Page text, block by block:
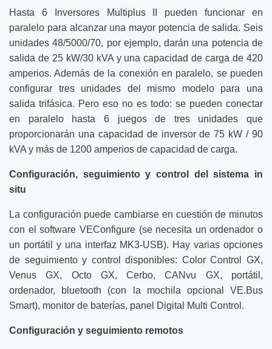
Hasta 6 Inversores Multiplus II pueden funcionar en
paralelo para alcanzar una mayor potencia de salida. Seis
unidades 48/5000/70, por ejemplo, darán una potencia de
salida de 25 kW/30 kVA y una capacidad de carga de 420
amperios. Además de la conexión en paralelo, se pueden
configurar tres unidades del mismo modelo para una
salida trifásica. Pero eso no es todo: se pueden conectar
en paralelo hasta 6 juegos de tres unidades que
proporcionarán una capacidad de inversor de 75 kW / 90
kVA y más de 1200 amperios de capacidad de carga.
Configuración, seguimiento y control del sistema in
situ
La configuración puede cambiarse en cuestión de minutos
con el software VEConfigure (se necesita un ordenador o
un portátil y una interfaz MK3-USB). Hay varias opciones
de seguimiento y control disponibles: Color Control GX,
Venus GX, Octo GX,Cerbo, CANvu GX, portátil,
ordenador, bluetooth (con la mochila opcional VE.Bus
Smart), monitor de baterías, panel Digital Multi Control.
Configuración y seguimiento remotos